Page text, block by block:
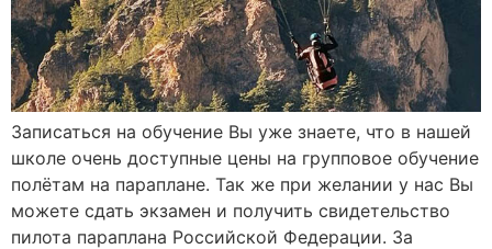
Записаться на обучение Вы уже знаете, что в нашей
школе очень доступные цены на групповое обучение
полётам на параплане. Так же при желании у нас Вы
можете сдать экзамен и получить свидетельство
пилота параплана Российской Федерации. За